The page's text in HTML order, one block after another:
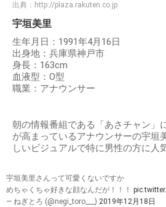
出典： http://plaza.rakuten.co.jp
宇垣美里
生年月日：1991年4月16日
出身地：兵庫県神戸市
身長：163cm
血液型：O型
職業：アナウンサー
朝の情報番組である「あさチャン」
が高まっているアナウンサーの宇垣
しいビジュアルで特に男性の方に人
宇垣美里さんって可愛くないですか
めちゃくちゃ好きな顔なんだが！！！
— ねぎとろ (@negi_toro___) 2019年12月18日